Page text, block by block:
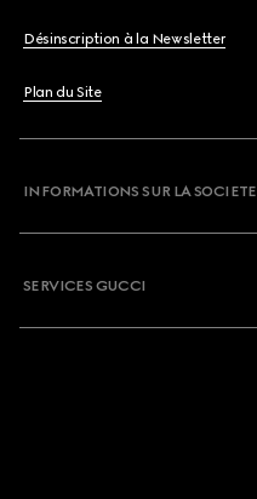
Désinscription à la Newsletter
Plan du Site
INFORMATIONS SUR LA SOCIETE
SERVICES GUCCI